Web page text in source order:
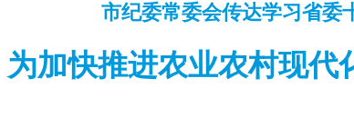
市纪委常委会传达学习省委
为加快推进农业农村现代